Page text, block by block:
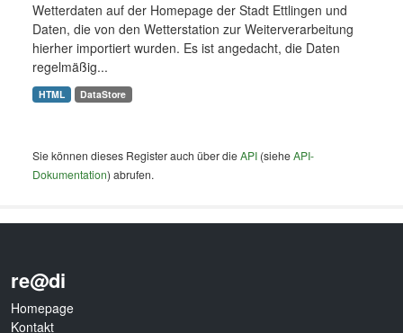
Wetterdaten auf der Homepage der Stadt Ettlingen und
Daten, die von den Wetterstation zur Weiterverarbeitung
hierher importiert wurden. Es ist angedacht, die Daten
regelmäßig...
HTML DataStore
Sie können dieses Register auch über dieAPI (sieheAPI-
Dokumentation) abrufen.
re@di
Homepage
Kontakt